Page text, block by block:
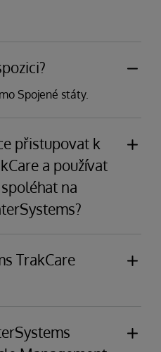
Spojené státy.
přistupovat k
a používat
na
jsou shromážděná data
pacienty a efektivní
snadný přístup k datům,
TrakCare
EHR má
četné pracovní
pro lékaře a kodéry a